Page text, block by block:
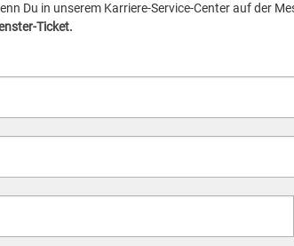
Du in unserem Karriere-Service-Center auf der
Ticket.